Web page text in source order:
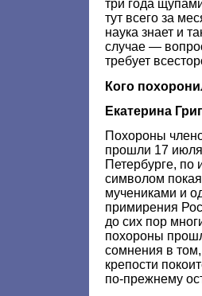
три года
тут всего за
наука знает и
случае —
требует
Кого
Екатерина
Похороны
прошли 17
Петербурге, по
символом
мучениками и
примирения
до сих пор
похороны
сомнения в
крепости
по-прежнему